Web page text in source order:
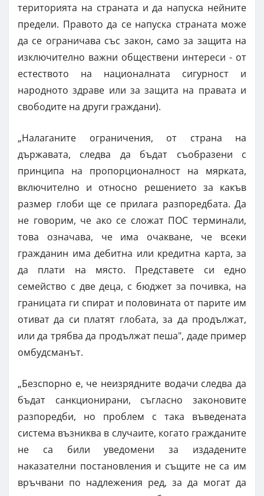
територията на страната и да напуска нейните
предели. Правото да се напуска страната може
да се ограничава със закон, само за защита на
изключително важни обществени интереси - от
естеството на националната сигурност и
народното здраве или за защита на правата и
свободите на други граждани).
„Налаганите ограничения, от страна на
държавата, следва да бъдат съобразени с
принципа на пропорционалност на мярката,
включително и относно решението за какъв
размер глоби ще се прилага разпоредбата. Да
не говорим, че ако се сложат ПОС терминали,
това означава, че има очакване, че всеки
гражданин има дебитна или кредитна карта, за
да плати на място. Представете си едно
семейство с две деца, с бюджет за почивка, на
границата ги спират и половината от парите им
отиват да си платят глобата, за да продължат,
или да трябва да продължат пеша", даде пример
омбудсманът.
„Безспорно е, че неизрядните водачи следва да
бъдат санкционирани, съгласно законовите
разпоредби, но проблем с така въведената
система възниква в случаите, когато гражданите
не са били уведомени за издадените
наказателни постановления и същите не са им
връчвани по надлежения ред, за да могат да